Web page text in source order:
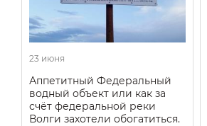
23 июня
Аппетитный Федеральный
водный объект или как за
счёт федеральной реки
Волги захотели обогатиться.